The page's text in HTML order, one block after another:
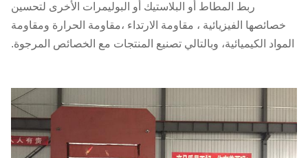
ربط المطاط أو البلاستيك أو البوليمرات الأخرى لتحسين
خصائصها الفيزيائية ، مقاومة الارتداء ،مقاومة الحرارة ومقاومة
المواد الكيميائية، وبالتالي تصنيع المنتجات مع الخصائص المرجوة.